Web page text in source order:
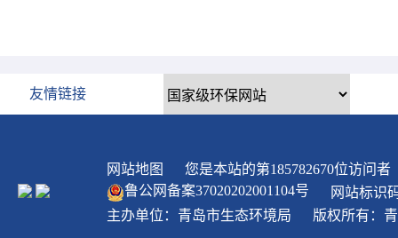
友情链接
网站地图 您是本站的第185782670位访问者
鲁公网备案37020202001104号
网站标识
主办单位：青岛市生态环境局
版权所有：